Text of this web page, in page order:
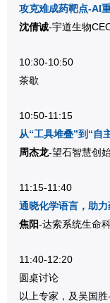
攻克难成药靶点-AI
沈倩诚-宇道生物
10:30-10:50
茶歇
10:50-11:15
从“工具堆叠”到“自
周杰龙-望石智慧创
11:15-11:40
通晓化学语言，助
焦阳-达索系统生命
11:40-12:20
圆桌讨论
以上专家 ，及吴国